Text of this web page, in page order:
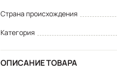
Страна происхождения
Категория
ОПИСАНИЕ ТОВАРА